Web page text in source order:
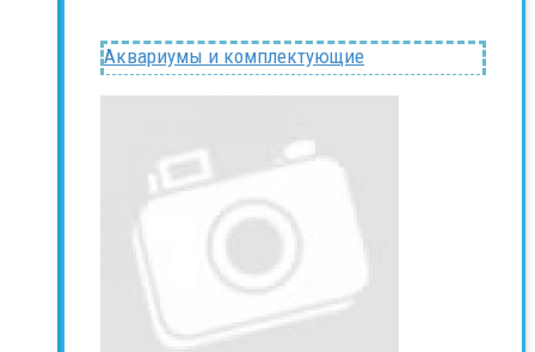
Аквариумы и комплектующие